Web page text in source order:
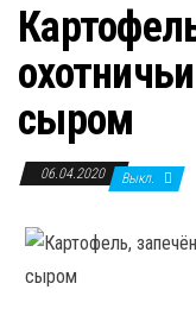
сыром
06.04.2020 Выкл.